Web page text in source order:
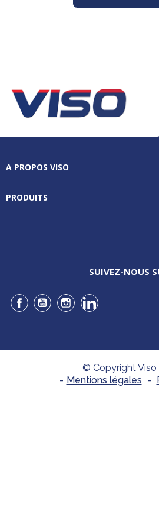
A PROPOS VISO
PRODUITS
SUIVEZ-NOUS
Facebook
YouTubeInstagramLinkedIn
© Copyright Viso
- Mentions légales -